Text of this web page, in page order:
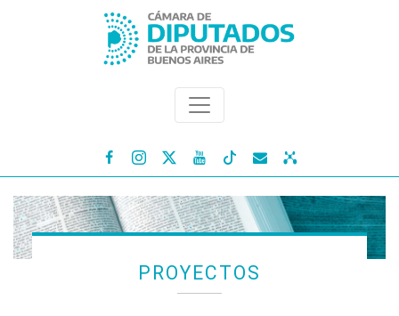
   
PROYECTOS